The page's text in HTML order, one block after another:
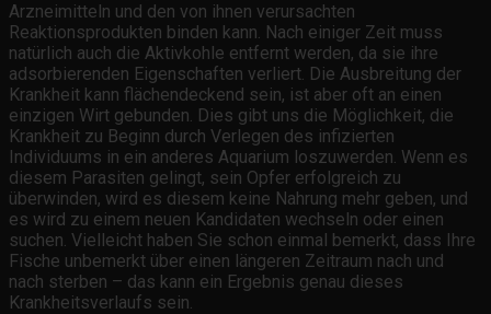
Arzneimitteln und den von ihnen verursachten
Reaktionsprodukten binden kann. Nach einiger Zeit muss
natürlich auch die Aktivkohle entfernt werden, da sie ihre
adsorbierenden Eigenschaften verliert. Die Ausbreitung der
Krankheit kann flächendeckend sein, ist aber oft an einen
einzigen Wirt gebunden. Dies gibt uns die Möglichkeit, die
Krankheit zu Beginn durch Verlegen des infizierten
Individuums in ein anderes Aquarium loszuwerden. Wenn es
diesem Parasiten gelingt, sein Opfer erfolgreich zu
überwinden, wird es diesem keine Nahrung mehr geben, und
es wird zu einem neuen Kandidaten wechseln oder einen
suchen. Vielleicht haben Sie schon einmal bemerkt, dass Ihre
Fische unbemerkt über einen längeren Zeitraum nach und
nach sterben – das kann ein Ergebnis genau dieses
Krankheitsverlaufs sein.